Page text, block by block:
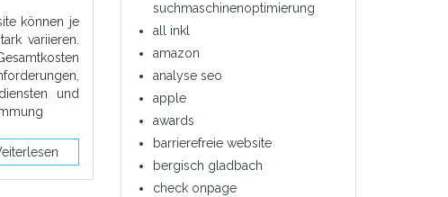
können je
variieren.
und
suchmaschinenoptimierung
all inkl
amazon
analyse seo
apple
awards
barrierefreie website
bergisch gladbach
check onpage